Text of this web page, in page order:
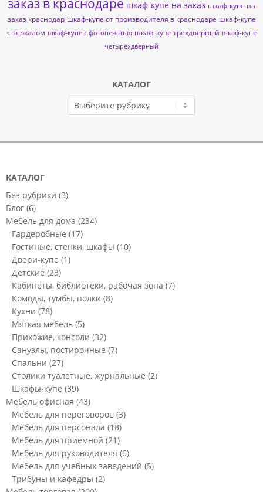
шкаф-купе на заказ шкаф-купе на
заказ краснодар шкаф-купе от производителя в краснодаре шкаф-купе
с зеркалом шкаф-купе с фотопечатью шкаф-купе трехдверный шкаф-купе
четырехдверный
КАТАЛОГ
КАТАЛОГ
КАТАЛОГ
Без рубрики (3)
Блог (6)
Мебель для дома (234)
Гардеробные (17)
Гостиные, стенки, шкафы (10)
Двери-купе (1)
Детские (23)
Кабинеты, библиотеки, рабочая зона (7)
Комоды, тумбы, полки (8)
Кухни (78)
Мягкая мебель (5)
Прихожие, консоли (32)
Санузлы, постирочные (7)
Спальни (27)
Столики туалетные, журнальные (2)
Шкафы-купе (39)
Мебель офисная (43)
Мебель для переговоров (3)
Мебель для персонала (18)
Мебель для приемной (21)
Мебель для руководителя (6)
Мебель для учебных заведений (5)
Трибуны и кафедры (2)